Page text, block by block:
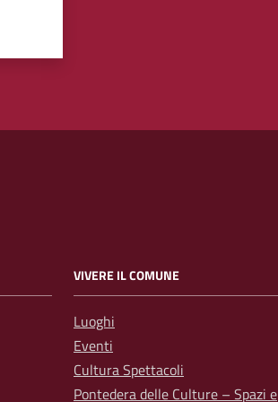
VIVERE IL COMUNE
Luoghi
Eventi
Cultura Spettacoli
Pontedera delle Culture – Spazi e